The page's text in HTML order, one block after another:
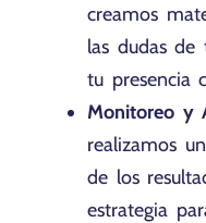
creamos
las dudas de
tu presencia
Monitoreo y
realizamos
de los
estrategia